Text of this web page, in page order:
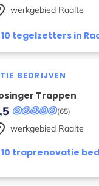
tegelzetters in
werkgebied Raalte
BEDRIJVEN
Trappen
(65)
traprenovatie
werkgebied Raalte